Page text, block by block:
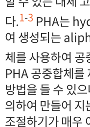
다.1-3 PHA는
여 생성되는
체를 사용하여
PHA 공중합체를
방법을 들 수 있
의하여 만들어
조절하기가 매우